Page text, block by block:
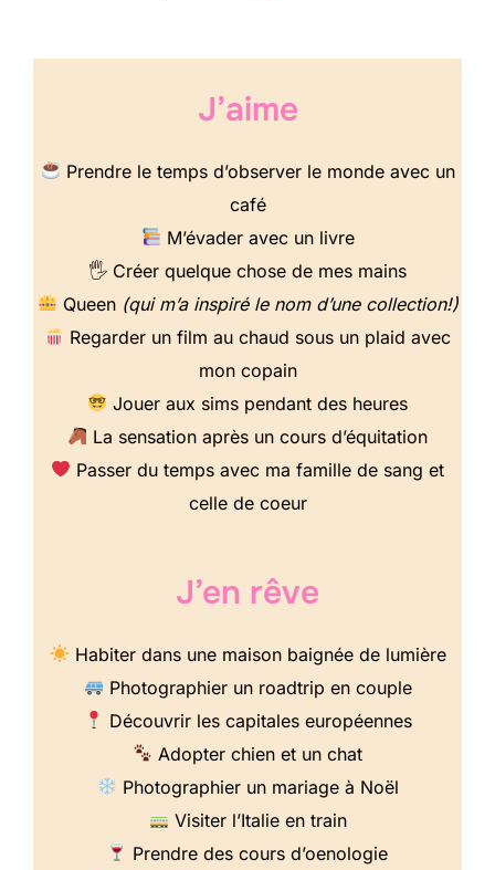
J’aime
Prendre le temps d’observer le monde avec un
café
M’évader avec un livre
🖐️ Créer quelque chose de mes mains
Queen (qui m’a inspiré le nom d’une collection!)
Regarder un film au chaud sous un plaid avec
mon copain
Jouer aux sims pendant des heures
La sensation après un cours d’équitation
Passer du temps avec ma famille de sang et
celle de coeur
J’en rêve
Habiter dans une maison baignée de lumière
Photographier un roadtrip en couple
Découvrir les capitales européennes
Adopter chien et un chat
Photographier un mariage à Noël
Visiter l’Italie en train
Prendre des cours d’oenologie